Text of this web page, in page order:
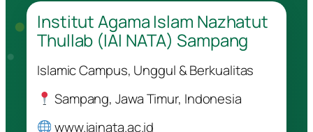
Institut Agama Islam Nazhatut
Thullab (IAI NATA) Sampang
Islamic Campus, Unggul & Berkualitas
Sampang, Jawa Timur, Indonesia
www.iainata.ac.id